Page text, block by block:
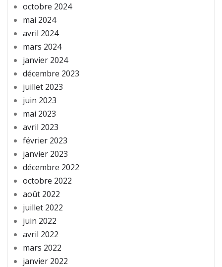
octobre 2024
mai 2024
avril 2024
mars 2024
janvier 2024
décembre 2023
juillet 2023
juin 2023
mai 2023
avril 2023
février 2023
janvier 2023
décembre 2022
octobre 2022
août 2022
juillet 2022
juin 2022
avril 2022
mars 2022
janvier 2022